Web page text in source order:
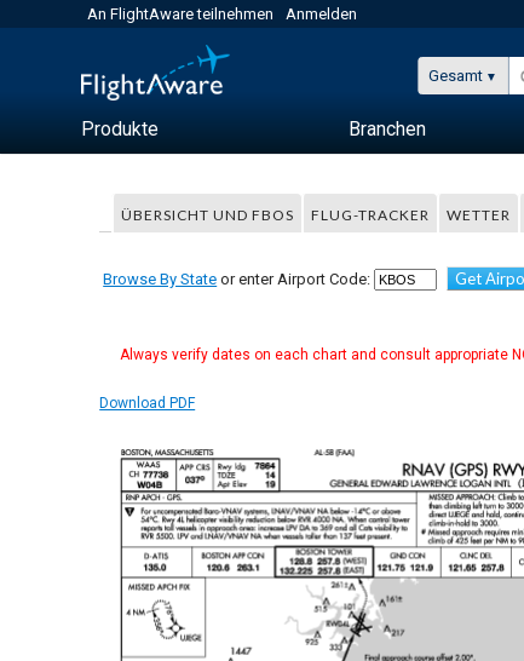
An FlightAware teilnehmen Anmelden
Gesamt
Produkte Branchen
ÜBERSICHT UND FBOS FLUG-TRACKER WETTER
Browse By State or enter Airport Code: Get
Always verify dates on each chart and consult appropriate
Download PDF